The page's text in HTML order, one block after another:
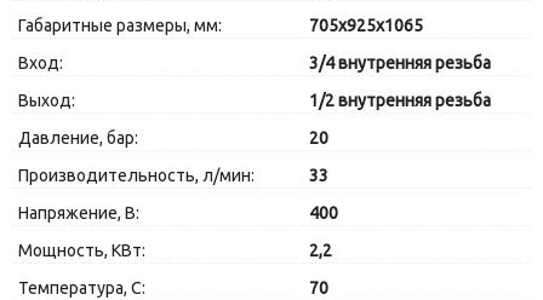
Габаритные размеры, мм:
705x925x1065
Вход:
3/4 внутренняя резьба
Выход:
1/2 внутренняя резьба
Давление, бар:
20
Производительность, л/мин:
33
Напряжение, В:
400
Мощность, КВт:
2,2
Температура, C:
70